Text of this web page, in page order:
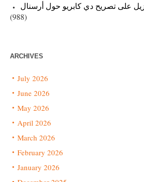
على تصريح دي كابريو حول أرسنال
(988)
ARCHIVES
July 2026
June 2026
May 2026
April 2026
March 2026
February 2026
January 2026